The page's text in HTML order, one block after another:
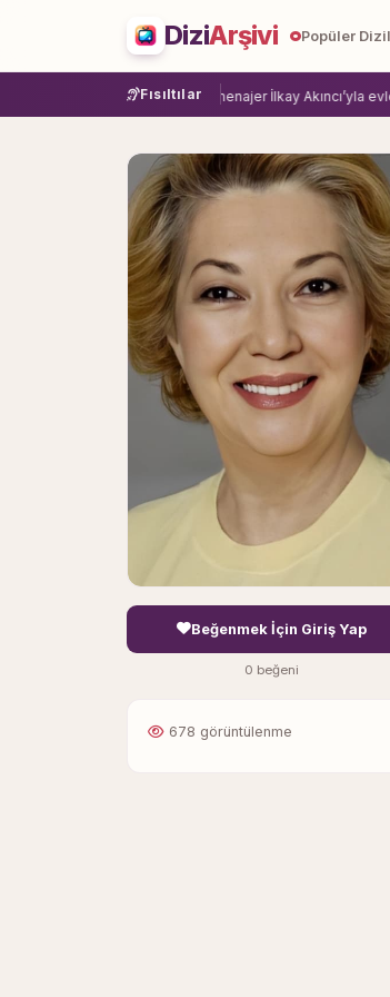
DiziArşivi Popüler
Fısıltılar
Damla Sönmez, menajer İlkay Akıncı’yla evlendi.
Beğenmek İçin Giriş Yap
0 beğeni
678 görüntülenme